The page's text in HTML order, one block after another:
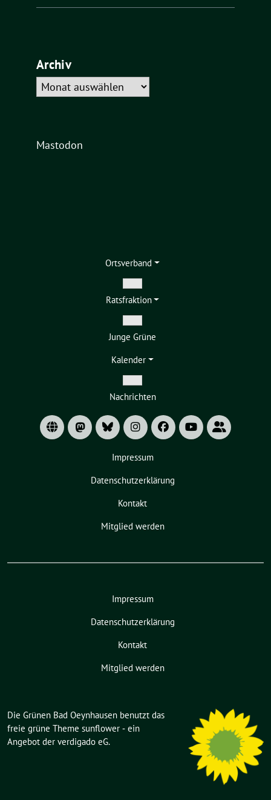
Archiv
Archiv
Mastodon
Ortsverband
Zeige
Untermenü
Ratsfraktion
Zeige
Untermenü
Junge Grüne
Kalender
Zeige
Untermenü
Nachrichten
Impressum
Datenschutzerklärung
Kontakt
Mitglied werden
Impressum
Datenschutzerklärung
Kontakt
Mitglied werden
Die Grünen Bad Oeynhausen benutzt das
freie grüne Theme sunflower ‐ ein
Angebot der verdigado eG.